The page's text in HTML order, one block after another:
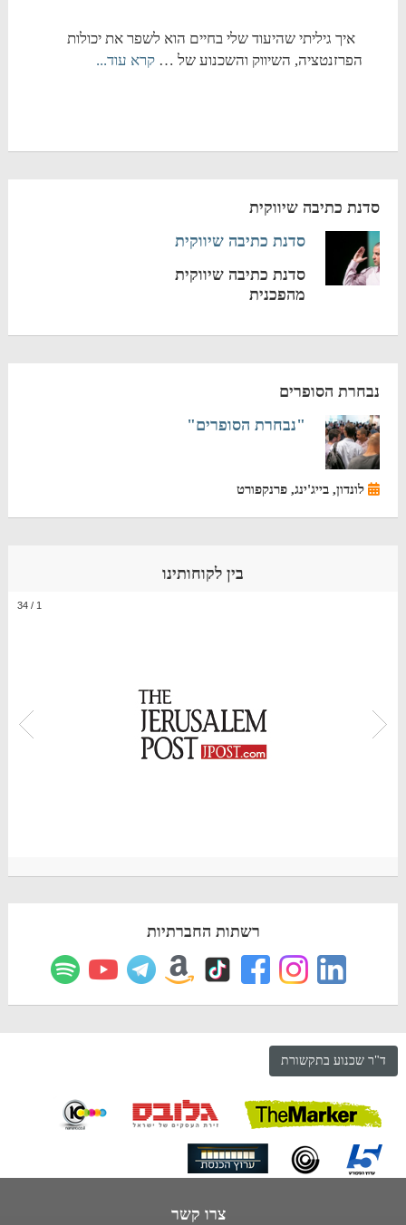
איך גיליתי שהיעוד שלי בחיים הוא לשפר את יכולות
הפרזנטציה, השיווק והשכנוע של … קרא עוד...
סדנת כתיבה שיווקית
סדנת כתיבה שיווקית
סדנת כתיבה שיווקית
מהפכנית
נבחרת הסופרים
"נבחרת הסופרים"
לונדון, בייג'ינג, פרנקפורט
בין לקוחותינו
1
/
34
רשתות החברתיות
ד"ר שכנוע בתקשורת
צרו קשר